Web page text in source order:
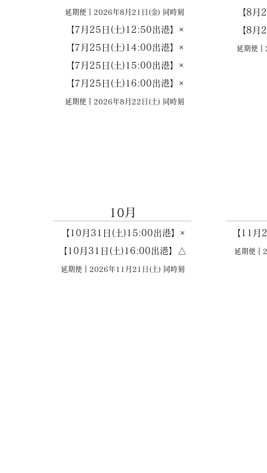
延期便｜2026年8 月21 日(金) 同時刻
【7月25日(土)12:50出港】×
【7月25日(土)14:00出港】×
【7月25日(土)15:00出港】×
【7月25日(土)16:00出港】×
延期便｜2026年8 月22 日(土) 同時刻
【8月
【8月
延期便
10月
【10月31日(土)15:00 出港】×
【10月31日(土)16:00 出港】△
延期便｜2026年11 月21 日(土) 同時刻
【11
延期便｜